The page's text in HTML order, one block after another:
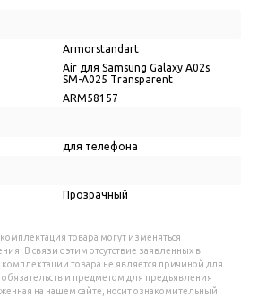
Armorstandart
Air для Samsung Galaxy A02s
SM-A025 Transparent
ARM58157
для телефона
Прозрачный
товара могут изменяться
В связи с этим отсутствие заявленных в
товара не является причиной для
обязательств и предметом для предъявления
на нашем сайте, носит ознакомительный